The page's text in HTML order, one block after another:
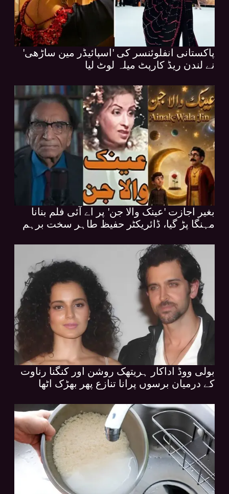
پاکستانی انفلوئنسر کی 'اسپائیڈر مین ساڑھی'
نے لندن ریڈ کارپٹ میلہ لوٹ لیا
بغیر اجازت 'عینک والا جن' پر اے آئی فلم بنانا
مہنگا پڑ گیا، ڈائریکٹر حفیظ طاہر سخت برہم
بولی ووڈ اداکار ہریتھک روشن اور کنگنا رناوت
کے درمیان برسوں پرانا تنازع پھر بھڑک اٹھا